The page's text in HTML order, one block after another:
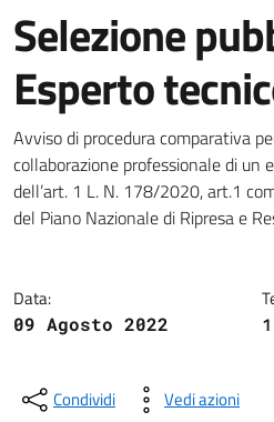
Selezione
Esperto
Dettagli della
Avviso di procedura comparativa
collaborazione professionale di un
dell’art. 1 L. N. 178/2020, art.1
del Piano Nazionale di Ripresa e
Data:
09 Agosto 2022
Condividi Vedi azioni